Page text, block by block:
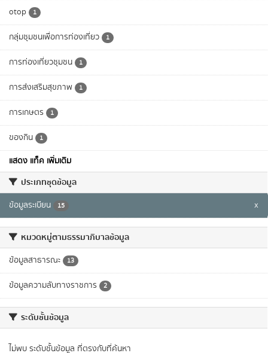
otop 1
กลุ่มชุมชนเพื่อการท่องเที่ยว 1
การท่องเที่ยวชุมชน 1
การส่งเสริมสุขภาพ 1
การเกษตร 1
ของกิน 1
แสดง แท็ค เพิ่มเติม
ประเภทชุดข้อมูล
ข้อมูลระเบียน 15 x
หมวดหมู่ตามธรรมาภิบาลข้อมูล
ข้อมูลสาธารณะ 13
ข้อมูลความลับทางราชการ 2
ระดับชั้นข้อมูล
ไม่พบ ระดับชั้นข้อมูล ที่ตรงกับที่ค้นหา